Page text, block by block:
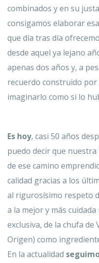
combinados y en su
consigamos elaborar esa
que día tras día
desde aquel ya lejano
apenas dos años y, a
recuerdo construido por
imaginarlo como si lo
Es hoy, casi 50 años
puedo decir que
de ese camino
calidad gracias a los
al rigurosísimo respeto
a la mejor y más
exclusiva, de la chufa de
Origen) como
En la actualidad